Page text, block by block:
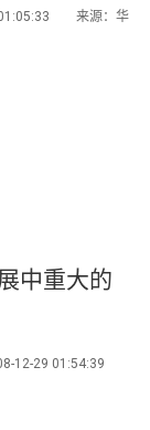
01:05:33 来源：华
中重大的
12-29 01:54:39